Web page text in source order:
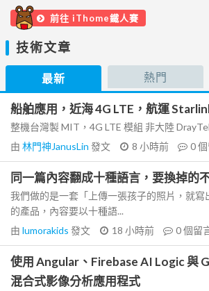
前往 iThome鐵人賽
技術文章
最新 熱門
船舶應用，近海 4G LTE，航運
整機台灣製 MIT，4G LTE 模組 非大陸
由 林門神JanusLin 發文 8 小時前 0
同一篇內容翻成十種語言，要換掉的
我們做的是一套「上傳一張孩子的照片，就寫
的產品，內容要以十種語...
由 lumorakids 發文 18 小時前 0個留
使用 Angular、Firebase AI Logic 與
混合式影像分析應用程式